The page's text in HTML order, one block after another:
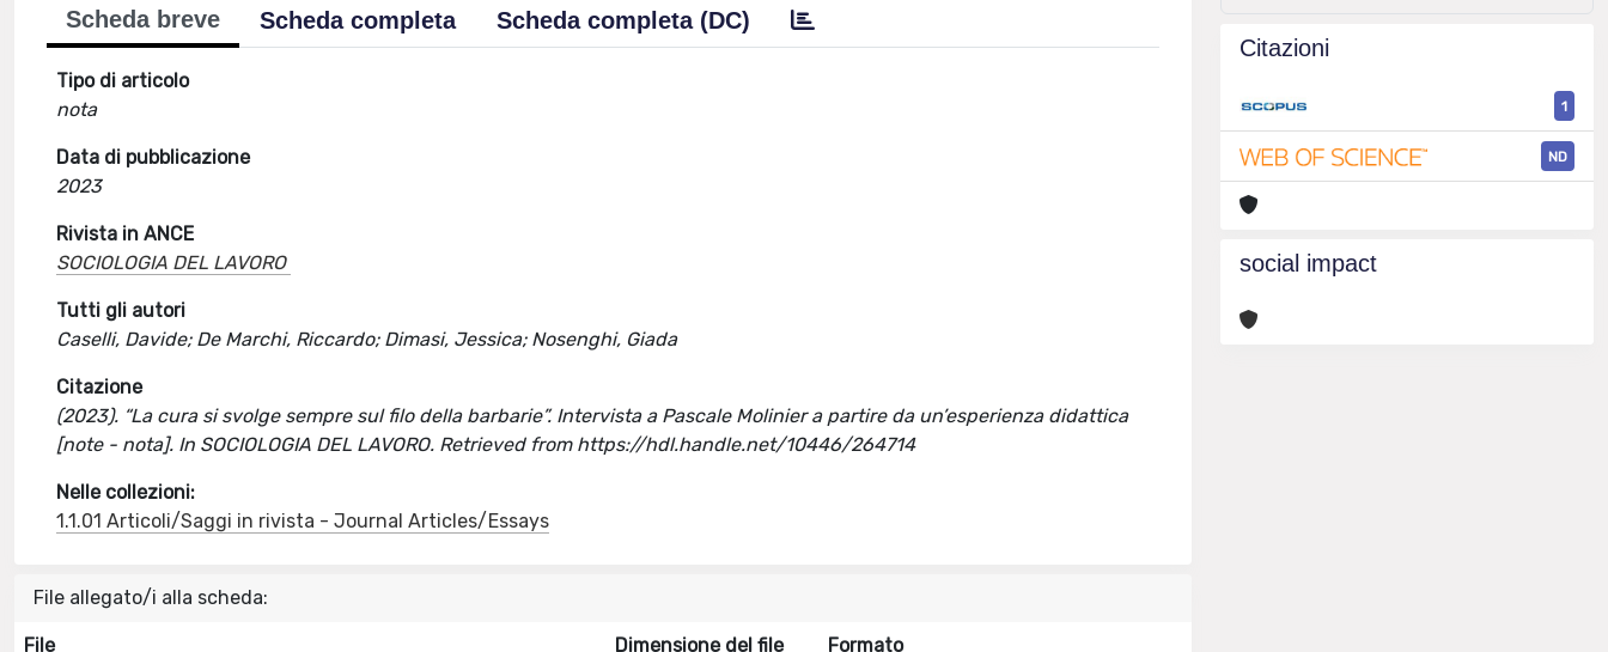
Scheda breve Scheda completa Scheda completa (DC)
Tipo di articolo
nota
Data di pubblicazione
2023
Rivista in ANCE
SOCIOLOGIA DEL LAVORO
Tutti gli autori
Caselli, Davide; De Marchi, Riccardo; Dimasi, Jessica; Nosenghi, Giada
Citazione
(2023). “La cura si svolge sempre sul filo della barbarie”. Intervista a Pascale Molinier a partire da un’esperienza didattica
[note - nota]. In SOCIOLOGIA DEL LAVORO. Retrieved from https://hdl.handle.net/10446/264714
Nelle collezioni:
1.1.01 Articoli/Saggi in rivista - Journal Articles/Essays
File allegato/i alla scheda:
File Dimensione del file Formato
Citazioni
1
ND
social impact